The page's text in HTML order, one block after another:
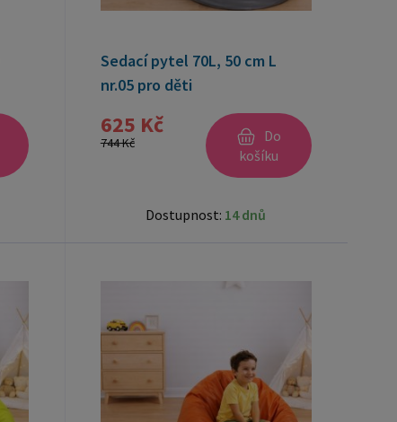
Sedací pytel 70L, 50 cm L
nr.05 pro děti
625 Kč
744 Kč
Do
košíku
Dostupnost: 14 dnů